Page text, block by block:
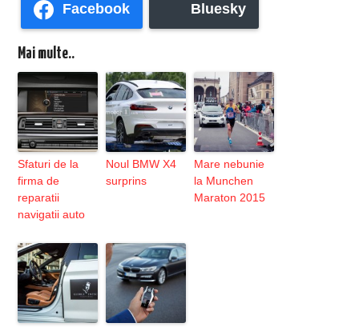
Facebook Bluesky
Mai multe..
Sfaturi de la
firma de
reparatii
navigatii auto
Noul BMW X4
surprins
Mare nebunie
la Munchen
Maraton 2015